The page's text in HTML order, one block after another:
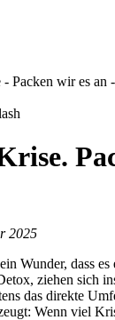
2025
Wunder, dass
ziehen sich
das direkte
Wenn viel